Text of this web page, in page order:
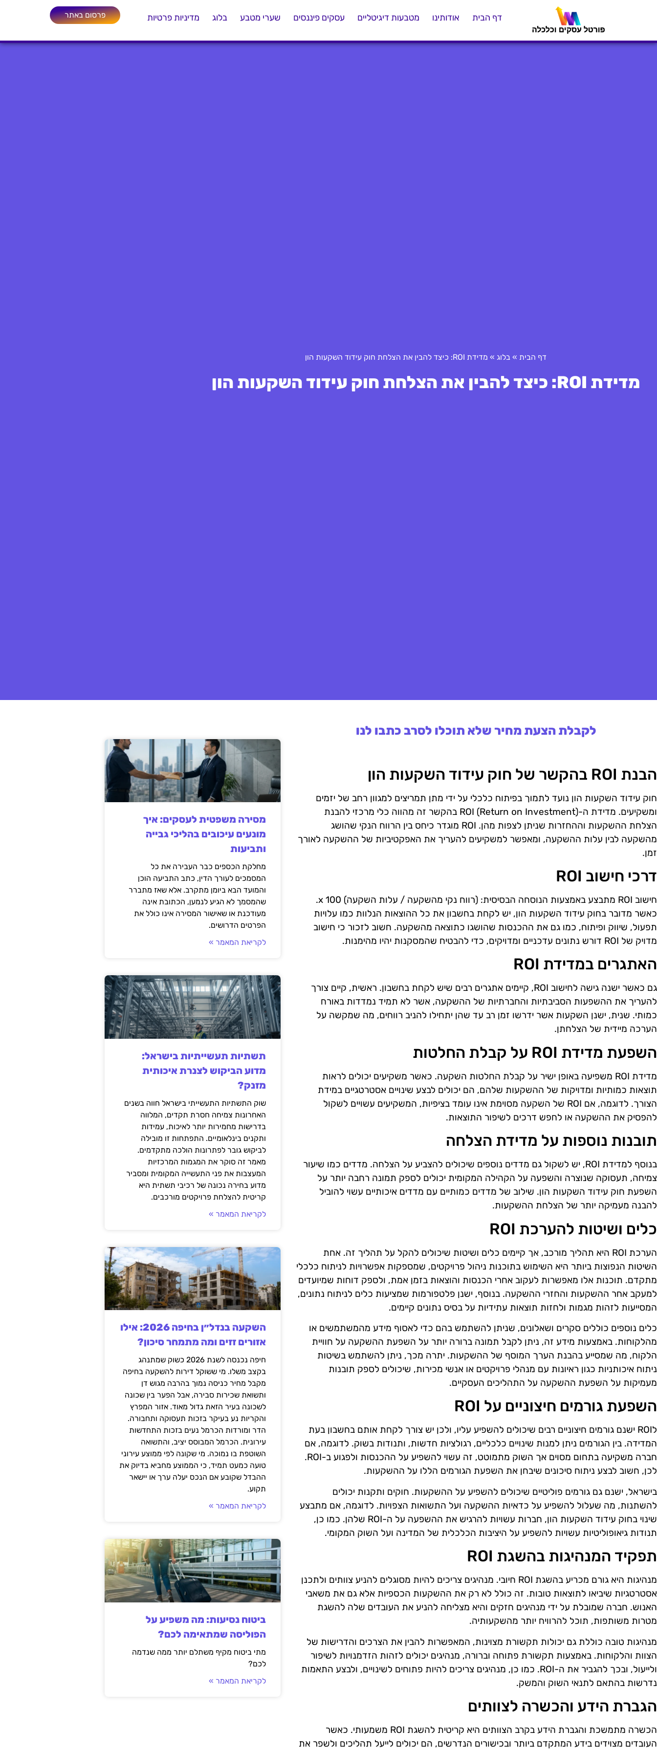
דף הבית אודותינו מטבעות דיגיטליים עסקים פיננסים שערי מטבע בלוג מדיניות פרטיות פרסום באתר
דף הבית » בלוג » מדידת ROI: כיצד להבין את הצלחת חוק עידוד השקעות הון
מדידת ROI: כיצד להבין את הצלחת חוק עידוד השקעות הון
לקבלת הצעת מחיר שלא תוכלו לסרב כתבו לנו
הבנת ROI בהקשר של חוק עידוד השקעות הון
חוק עידוד השקעות הון נועד לתמוך בפיתוח כלכלי על ידי מתן תמריצים למגוון רחב של יזמים
ומשקיעים. מדידת ה-ROI (Return on Investment) בהקשר זה מהווה כלי מרכזי להבנת
הצלחת ההשקעות וההחזרות שניתן לצפות מהן. ROI מוגדר כיחס בין הרווח הנקי שהושג
מהשקעה לבין עלות ההשקעה, ומאפשר למשקיעים להעריך את האפקטיביות של ההשקעה לאורך
זמן.
דרכי חישוב ROI
חישוב ROI מתבצע באמצעות הנוסחה הבסיסית: (רווח נקי מהשקעה / עלות השקעה) x 100.
כאשר מדובר בחוק עידוד השקעות הון, יש לקחת בחשבון את כל ההוצאות הנלוות כמו עלויות
תפעול, שיווק ופיתוח, כמו גם את ההכנסות שהושגו כתוצאה מהשקעה. חשוב לזכור כי חישוב
מדויק של ROI דורש נתונים עדכניים ומדויקים, כדי להבטיח שהמסקנות יהיו מהימנות.
האתגרים במדידת ROI
גם כאשר ישנה גישה לחישוב ROI, קיימים אתגרים רבים שיש לקחת בחשבון. ראשית, קיים צורך
להעריך את ההשפעות הסביבתיות והחברתיות של ההשקעה, אשר לא תמיד נמדדות באורח
כמותי. שנית, ישנן השקעות אשר ידרשו זמן רב עד שהן יתחילו להניב רווחים, מה שמקשה על
הערכה מיידית של הצלחתן.
השפעת מדידת ROI על קבלת החלטות
מדידת ROI משפיעה באופן ישיר על קבלת החלטות השקעה. כאשר משקיעים יכולים לראות
תוצאות כמותיות ומדויקות של ההשקעות שלהם, הם יכולים לבצע שינויים אסטרטגיים במידת
הצורך. לדוגמה, אם ROI של השקעה מסוימת אינו עומד בציפיות, המשקיעים עשויים לשקול
להפסיק את ההשקעה או לחפש דרכים לשיפור התוצאות.
תובנות נוספות על מדידת הצלחה
בנוסף למדידת ROI, יש לשקול גם מדדים נוספים שיכולים להצביע על הצלחה. מדדים כמו שיעור
צמיחה, תעסוקה שנוצרה והשפעה על הקהילה המקומית יכולים לספק תמונה רחבה יותר על
השפעת חוק עידוד השקעות הון. שילוב של מדדים כמותיים עם מדדים איכותיים עשוי להוביל
להבנה מעמיקה יותר של הצלחת ההשקעות.
כלים ושיטות להערכת ROI
הערכת ROI היא תהליך מורכב, אך קיימים כלים ושיטות שיכולים להקל על תהליך זה. אחת
השיטות הנפוצות ביותר היא השימוש בתוכנות ניהול פרויקטים, שמספקות אפשרויות לניתוח כלכלי
מתקדם. תוכנות אלו מאפשרות לעקוב אחרי הכנסות והוצאות בזמן אמת, ולספק דוחות שמיועדים
למעקב אחר ההשקעות והחזרי ההשקעה. בנוסף, ישנן פלטפורמות שמציעות כלים לניתוח נתונים,
המסייעות לזהות מגמות ולחזות תוצאות עתידיות על בסיס נתונים קיימים.
כלים נוספים כוללים סקרים ושאלונים, שניתן להשתמש בהם כדי לאסוף מידע מהמשתמשים או
מהלקוחות. באמצעות מידע זה, ניתן לקבל תמונה ברורה יותר על השפעת ההשקעה על חוויית
הלקוח, מה שמסייע בהבנת הערך המוסף של ההשקעות. יתרה מכך, ניתן להשתמש בשיטות
ניתוח איכותניות כגון ראיונות עם מנהלי פרויקטים או אנשי מכירות, שיכולים לספק תובנות
מעמיקות על השפעת ההשקעה על התהליכים העסקיים.
השפעת גורמים חיצוניים על ROI
לROI ישנם גורמים חיצוניים רבים שיכולים להשפיע עליו, ולכן יש צורך לקחת אותם בחשבון בעת
המדידה. בין הגורמים ניתן למנות שינויים כלכליים, רגולציות חדשות, ותנודות בשוק. לדוגמה, אם
חברה משקיעה בתחום מסוים אך השוק מתמוטט, זה עשוי להשפיע על ההכנסות ולפגוע ב-ROI.
לכן, חשוב לבצע ניתוח סיכונים שיבחן את השפעת הגורמים הללו על ההשקעות.
בישראל, ישנם גם גורמים פוליטיים שיכולים להשפיע על ההשקעות. חוקים ותקנות יכולים
להשתנות, מה שעלול להשפיע על כדאיות ההשקעה ועל התשואות הצפויות. לדוגמה, אם מתבצע
שינוי בחוק עידוד השקעות הון, חברות עשויות להרגיש את ההשפעה על ה-ROI שלהן. כמו כן,
תנודות גיאופוליטיות עשויות להשפיע על היציבות הכלכלית של המדינה ועל השוק המקומי.
תפקיד המנהיגות בהשגת ROI
מנהיגות היא גורם מכריע בהשגת ROI חיובי. מנהיגים צריכים להיות מסוגלים להניע צוותים ולתכנן
אסטרטגיות שיביאו לתוצאות טובות. זה כולל לא רק את ההשקעות הכספיות אלא גם את משאבי
האנוש. חברה שמובלת על ידי מנהיגים חזקים והיא מצליחה להניע את העובדים שלה להשגת
מטרות משותפות, תוכל להרוויח יותר מהשקעותיה.
מנהיגות טובה כוללת גם יכולות תקשורת מצוינות, המאפשרות להבין את הצרכים והדרישות של
הצוות והלקוחות. באמצעות תקשורת פתוחה וברורה, מנהיגים יכולים לזהות הזדמנויות לשיפור
ולייעול, ובכך להגביר את ה-ROI. כמו כן, מנהיגים צריכים להיות פתוחים לשינויים, ולבצע התאמות
נדרשות בהתאם לתנאי השוק והמשק.
הגברת הידע והכשרה לצוותים
הכשרה מתמשכת והגברת הידע בקרב הצוותים היא קריטית להשגת ROI משמעותי. כאשר
העובדים מצוידים בידע המתקדם ביותר ובכישורים הנדרשים, הם יכולים לייעל תהליכים ולשפר את
מסירה משפטית לעסקים: איך
מונעים עיכובים בהליכי גבייה
ותביעות
מחלקת הכספים כבר העבירה את כל
המסמכים לעורך הדין, כתב התביעה הוכן
והמועד הבא ביומן מתקרב. אלא שאז מתברר
שהמסמך לא הגיע לנמען, הכתובת אינה
מעודכנת או שאישור המסירה אינו כולל את
הפרטים הדרושים.
לקריאת המאמר »
תשתיות תעשייתיות בישראל:
מדוע הביקוש לצנרת איכותית
מזנק?
שוק התשתיות התעשייתי בישראל חווה בשנים
האחרונות צמיחה חסרת תקדים, המלווה
בדרישות מחמירות יותר לאיכות, עמידות
ותקנים בינלאומיים. התפתחות זו מובילה
לביקוש גובר לפתרונות הולכה מתקדמים.
מאמר זה סוקר את המגמות המרכזיות
המעצבות את פני התעשייה המקומית ומסביר
מדוע בחירה נכונה של רכיבי תשתית היא
קריטית להצלחת פרויקטים מורכבים.
לקריאת המאמר »
השקעה בנדל״ן בחיפה 2026: אילו
אזורים זזים ומה מתמחר סיכון?
חיפה נכנסה לשנת 2026 כשוק שמתנהג
בקצב משלו. מי ששוקל דירות להשקעה בחיפה
מקבל מחיר כניסה נמוך בהרבה מגוש דן
ותשואת שכירות סבירה, אבל הפער בין שכונה
לשכונה בעיר הזאת גדול מאוד. אזור המפרץ
והקריות נע בעיקר בזכות תעסוקה ותחבורה.
הדר ומורדות הכרמל נעים בזכות התחדשות
עירונית. הכרמל המבוסס יציב, והתשואה
השוטפת בו נמוכה. מי שקונה לפי ממוצע עירוני
טועה כמעט תמיד, כי הממוצע מחביא בדיוק את
ההבדל שקובע אם הנכס יעלה ערך או יישאר
תקוע.
לקריאת המאמר »
ביטוח נסיעות: מה משפיע על
הפוליסה שמתאימה לכם?
מתי ביטוח מקיף משתלם יותר ממה שנדמה
לכם?
לקריאת המאמר »